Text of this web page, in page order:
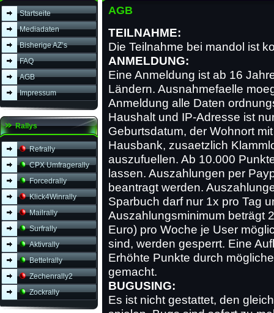
Startseite
Mediadaten
Bisherige AZ’s
FAQ
AGB
Impressum
Rallys
Refrally
CPX Umfragerally
Forcedrally
Klick4Winrally
Mailrally
Surfrally
Aktivrally
Bettelrally
Zechenrally2
Zockrally
AGB
TEILNAHME:
Die Teilnahme bei mandol ist
ANMELDUNG:
Eine Anmeldung ist ab 16
Ländern. Ausnahmefaelle
Anmeldung alle Daten
Haushalt und IP-Adresse ist
Geburtsdatum, der Wohnort
Hausbank, zusaetzlich
auszufuellen. Ab 10.000
lassen. Auszahlungen per
beantragt werden.
Sparbuch darf nur 1x pro Tag
Auszahlungsminimum beträgt
Euro) pro Woche je User
sind, werden gesperrt. Eine
Erhöhte Punkte durch
gemacht.
BUGUSING:
Es ist nicht gestattet, den